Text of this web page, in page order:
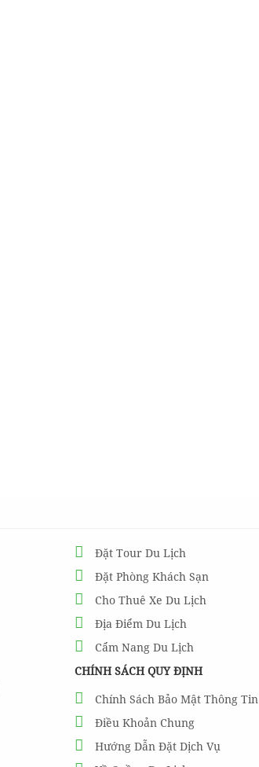
Đặt Tour Du Lịch
Đặt Phòng Khách Sạn
Cho Thuê Xe Du Lịch
Địa Điểm Du Lịch
Cẩm Nang Du Lịch
CHÍNH SÁCH QUY ĐỊNH
Chính Sách Bảo Mật Thông Tin
Điều Khoản Chung
Hướng Dẫn Đặt Dịch Vụ